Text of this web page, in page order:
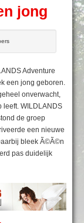
jong
Adventure
een jong geboren.
onverwacht,
leeft. WILDLANDS
de groep
een nieuwe
bleek Ã©Ã©n
pas duidelijk